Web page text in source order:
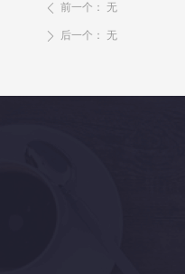
ꄴ 前一个： 无
ꄲ 后一个： 无